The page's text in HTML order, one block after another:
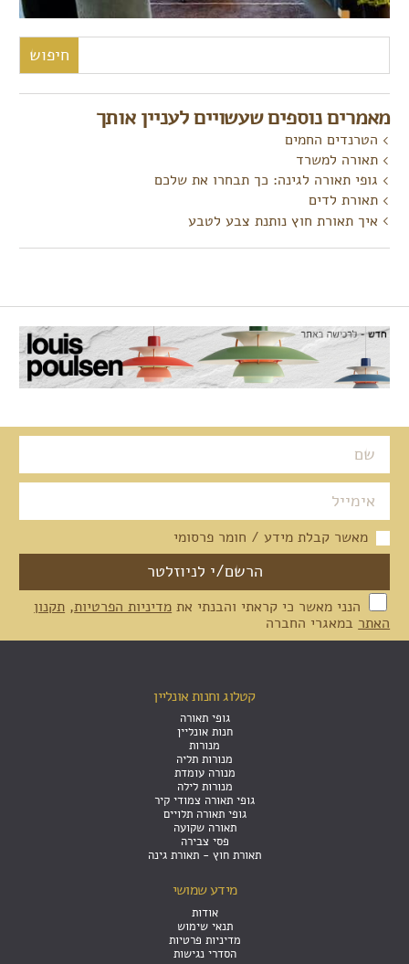
מאמרים נוספים שעשויים לעניין אותך
הטרנדים החמים
תאורה למשרד
גופי תאורה לגינה: כך תבחרו את שלכם
תאורת לדים
איך תאורת חוץ נותנת צבע לטבע
מאשר קבלת מידע / חומר פרסומי
הנני מאשר כי קראתי והבנתי את מדיניות הפרטיות, תקנון
האתר במאגרי החברה
קטלוג וחנות אונליין
גופי תאורה
חנות אונליין
מנורות
מנורות תליה
מנורה עומדת
מנורות לילה
גופי תאורה צמודי קיר
גופי תאורה תלויים
תאורה שקועה
פסי צבירה
תאורת חוץ - תאורת גינה
מידע שמושי
אודות
תנאי שימוש
מדיניות פרטיות
הסדרי נגישות